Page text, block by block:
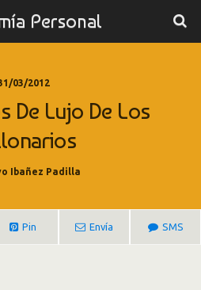
Personal
03/2012
De Lujo De Los
Ibañez Padilla
Pin Envía SMS